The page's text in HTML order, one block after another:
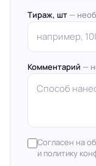
Тираж, шт —
Комментарий —
Согласен на
и политику